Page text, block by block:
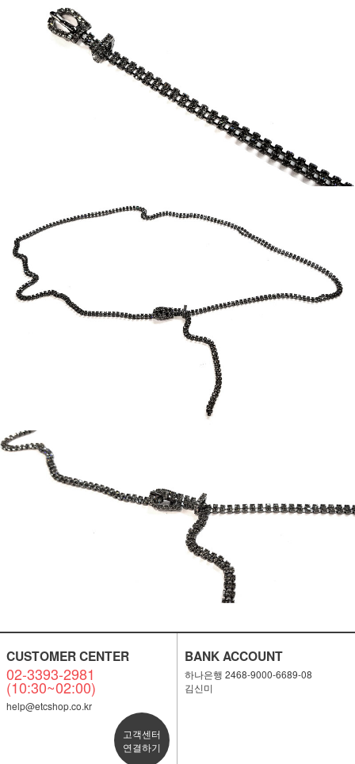
CUSTOMER CENTER
02-3393-2981
(10:30~02:00)
help@etcshop.co.kr
고객센터
연결하기
BANK ACCOUNT
하나은행 2468-9000-6689-08
김신미